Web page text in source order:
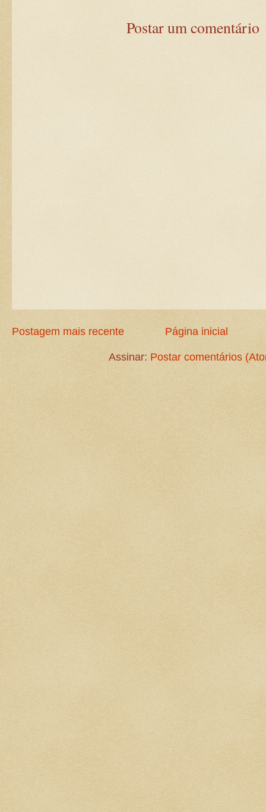
Postar um comentário
Postagem mais recente Página inicial
Assinar: Postar comentários